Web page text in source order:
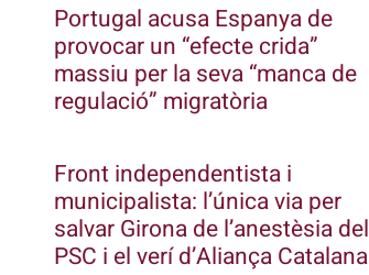
Portugal acusa Espanya de
provocar un “efecte crida”
massiu per la seva “manca de
regulació” migratòria
Front independentista i
municipalista: l’única via per
salvar Girona de l’anestèsia del
PSC i el verí d’Aliança Catalana